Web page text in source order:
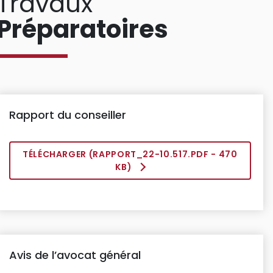
Rapport du conseiller
TÉLÉCHARGER (RAPPORT_22-10.517.PDF - 470
KB)
Avis de l’avocat général